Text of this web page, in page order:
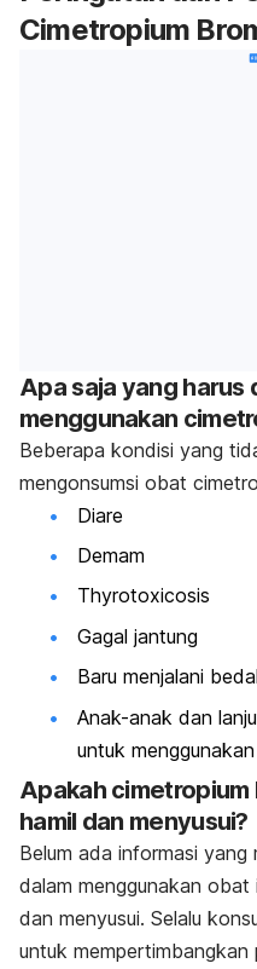
Cimetropium
Apa saja yang harus
menggunakan
Beberapa kondisi yang
mengonsumsi obat
Diare
Demam
Thyrotoxicosis
Gagal jantung
Baru menjalani
Anak-anak dan
untuk
Apakah cimetropium
hamil dan menyusui?
Belum ada informasi
dalam menggunakan obat
dan menyusui. Selalu
untuk